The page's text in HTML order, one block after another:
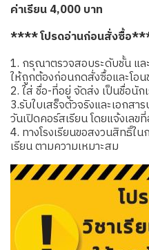
ค่าเรียน 4,000 บาท
**** โปรดอ่านก่อนสั่งซื้อ
1. กรุณาตรวจสอบระดับชั้น แล
ให้ถูกต้องก่อนกดสั่งซื้อและโอน
2. ใส่ ชื่อ-ที่อยู่ จัดส่ง เป็นชื่อนัก
3.รับใบเสร็จตัวจริงและเอกสา
วันเปิดคอร์สเรียน โดยแจ้งเลข
4. ทางโรงเรียนขอสงวนสิทธิ์ใ
เรียน ตามความเหมาะสม